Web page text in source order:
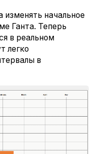
изменять начальное
Ганта. Теперь
в реальном
легко
в